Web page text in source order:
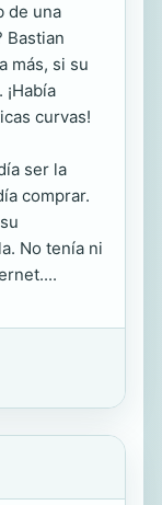
de una
Bastian
más, si su
curvas!
ser la
comprar.
No tenía ni